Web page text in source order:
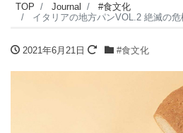
TOP Journal
#食文化
イタリアの地方パンVOL.2 絶滅の危
2021年6月21日 #食文化